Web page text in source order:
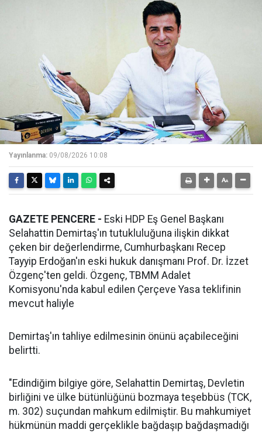
Yayınlanma: 09/08/2026 10:08
GAZETE PENCERE - Eski HDP Eş Genel Başkanı
Selahattin Demirtaş'ın tutukluluğuna ilişkin dikkat
çeken bir değerlendirme, Cumhurbaşkanı Recep
Tayyip Erdoğan'ın eski hukuk danışmanı Prof. Dr. İzzet
Özgenç'ten geldi. Özgenç, TBMM Adalet
Komisyonu'nda kabul edilen Çerçeve Yasa teklifinin
mevcut haliyle
Demirtaş'ın tahliye edilmesinin önünü açabileceğini
belirtti.
"Edindiğim bilgiye göre, Selahattin Demirtaş, Devletin
birliğini ve ülke bütünlüğünü bozmaya teşebbüs (TCK,
m. 302) suçundan mahkum edilmiştir. Bu mahkumiyet
hükmünün maddi gerçeklikle bağdaşıp bağdaşmadığı